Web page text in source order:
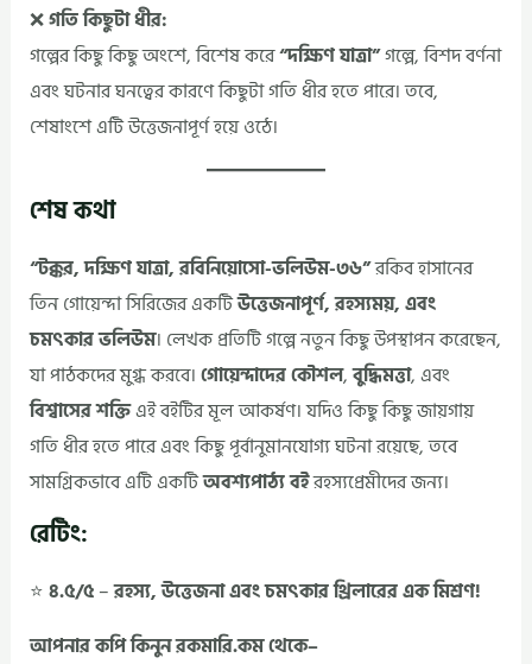
❌গতি কিছুটা ধীর:
গল্পের কিছু কিছু অংশে, বিশেষ করে“দক্ষিণ যাত্রা”গল্পে, বিশদ বর্ণনা
এবং ঘটনার ঘনত্বের কারণে কিছুটা গতি ধীর হতে পারে। তবে,
শেষাংশে এটি উত্তেজনাপূর্ণ হয়ে ওঠে।
শেষ কথা
“টক্কর, দক্ষিণ যাত্রা, রবিনিয়োসো-ভলিউম-৩৬”রকিব হাসানের
তিন গোয়েন্দা সিরিজের একটিউত্তেজনাপূর্ণ, রহস্যময়, এবং
চমৎকার ভলিউম। লেখক প্রতিটি গল্পে নতুন কিছু উপস্থাপন করেছেন,
যা পাঠকদের মুগ্ধ করবে।গোয়েন্দাদের কৌশল,বুদ্ধিমত্তা, এবং
বিশ্বাসের শক্তিএই বইটির মূল আকর্ষণ। যদিও কিছু কিছু জায়গায়
গতি ধীর হতে পারে এবং কিছু পূর্বানুমানযোগ্য ঘটনা রয়েছে, তবে
সামগ্রিকভাবে এটি একটিঅবশ্যপাঠ্য বইরহস্যপ্রেমীদের জন্য।
রেটিং:
⭐৪.৫/৫–রহস্য, উত্তেজনা এবং চমৎকার থ্রিলারের এক মিশ্রণ!
আপনার কপি কিনুন রকমারি.কম থেকে–